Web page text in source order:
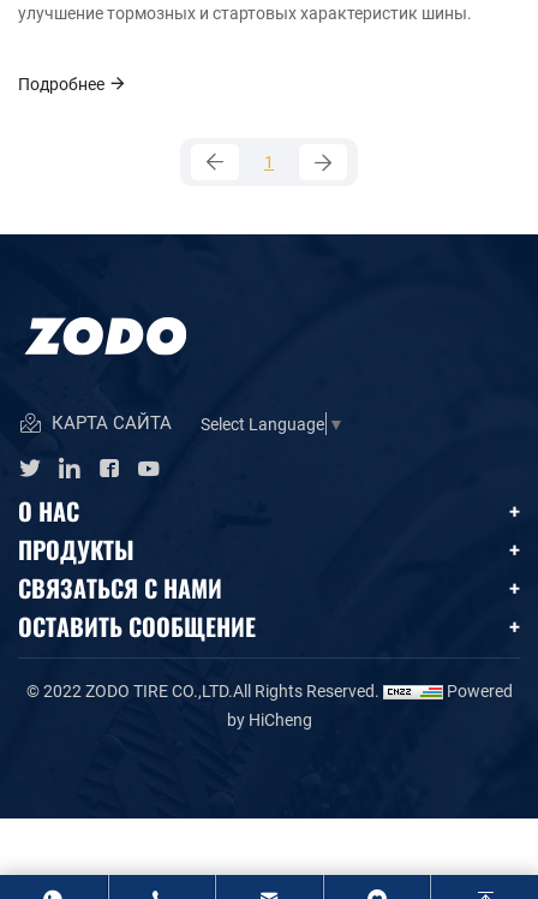
улучшение тормозных и стартовых характеристик шины.
Подробнее
1
КАРТА САЙТА Select Language ▼
О НАС
ПРОДУКТЫ
СВЯЗАТЬСЯ С НАМИ
ОСТАВИТЬ СООБЩЕНИЕ
© 2022 ZODO TIRE CO.,LTD.All Rights Reserved.
Powered
by HiCheng